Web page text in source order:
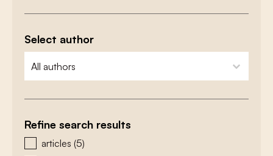
Select author
zoeken - auteurs
select content
Refine search results
zoeken - type
articles (5)